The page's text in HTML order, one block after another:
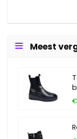
Meest